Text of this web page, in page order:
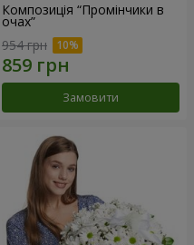
Композиція “Промінчики в
очах”
954 грн
Замовити